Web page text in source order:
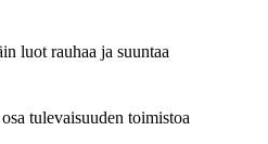
luot rauhaa ja suuntaa
tulevaisuuden toimistoa